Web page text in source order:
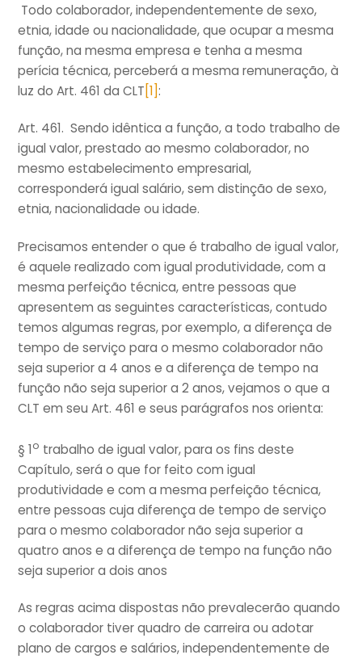
Todo colaborador, independentemente de sexo,
etnia, idade ou nacionalidade, que ocupar a mesma
função, na mesma empresa e tenha a mesma
perícia técnica, perceberá a mesma remuneração, à
luz do Art. 461 da CLT [1] :
Art. 461. Sendo idêntica a função, a todo trabalho de
igual valor, prestado ao mesmo colaborador, no
mesmo estabelecimento empresarial,
corresponderá igual salário, sem distinção de sexo,
etnia, nacionalidade ou idade.
Precisamos entender o que é trabalho de igual valor,
é aquele realizado com igual produtividade, com a
mesma perfeição técnica, entre pessoas que
apresentem as seguintes características, contudo
temos algumas regras, por exemplo, a diferença de
tempo de serviço para o mesmo colaborador não
seja superior a 4 anos e a diferença de tempo na
função não seja superior a 2 anos, vejamos o que a
CLT em seu Art. 461 e seus parágrafos nos orienta:
§ 1o trabalho de igual valor, para os fins deste
Capítulo, será o que for feito com igual
produtividade e com a mesma perfeição técnica,
entre pessoas cuja diferença de tempo de serviço
para o mesmo colaborador não seja superior a
quatro anos e a diferença de tempo na função não
seja superior a dois anos
As regras acima dispostas não prevalecerão quando
o colaborador tiver quadro de carreira ou adotar
plano de cargos e salários, independentemente de